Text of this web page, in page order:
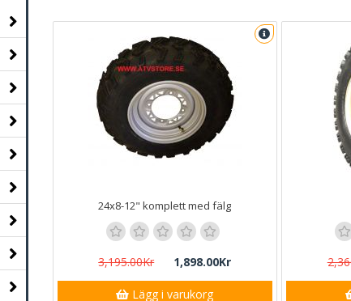
24x8-12" komplett med fälg
3,195.00Kr 1,898.00Kr
Lägg i varukorg